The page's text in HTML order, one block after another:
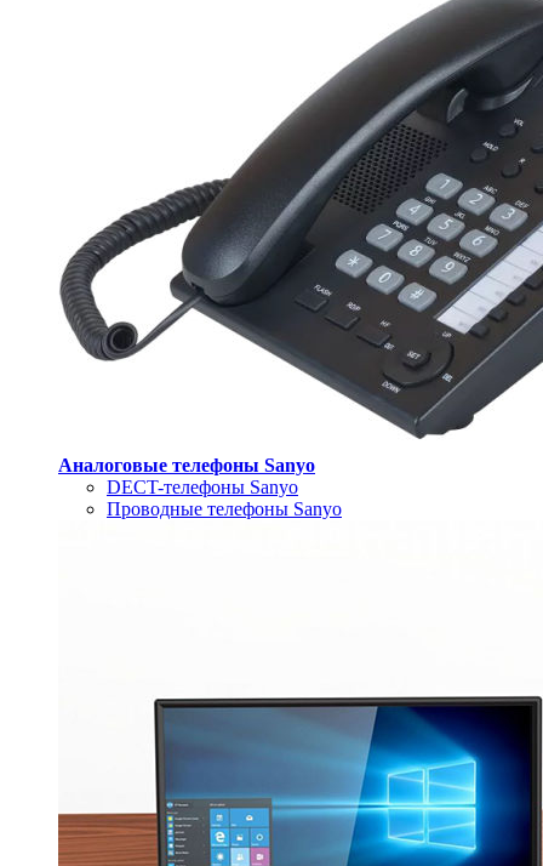
Аналоговые телефоны Sanyo
DECT-телефоны Sanyo
Проводные телефоны Sanyo